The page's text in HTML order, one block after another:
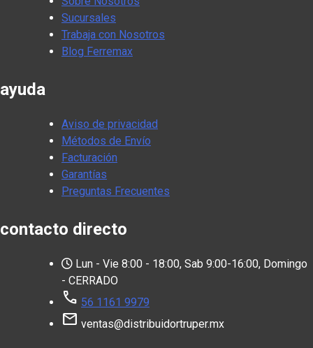
Sucursales
Trabaja con Nosotros
Blog Ferremax
ayuda
Aviso de privacidad
Métodos de Envío
Facturación
Garantías
Preguntas Frecuentes
contacto directo
Lun - Vie 8:00 - 18:00, Sab 9:00-16:00, Domingo
- CERRADO
call 56 1161 9979
mail ventas@distribuidortruper.mx